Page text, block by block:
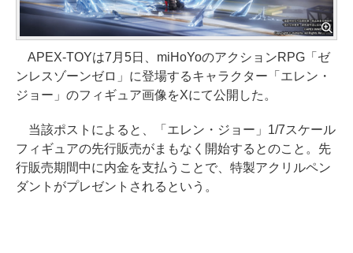
APEX-TOYは7月5日、miHoYoのアクションRPG「ゼ
ンレスゾーンゼロ」に登場するキャラクター「エレン・
ジョー」のフィギュア画像をXにて公開した。
当該ポストによると、「エレン・ジョー」1/7スケール
フィギュアの先行販売がまもなく開始するとのこと。先
行販売期間中に内金を支払うことで、特製アクリルペン
ダントがプレゼントされるという。